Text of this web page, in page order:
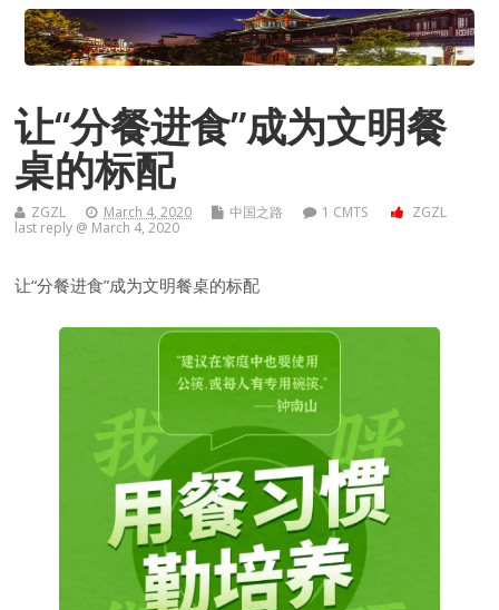
让“分餐进食”成为文明餐
桌的标配
ZGZL March 4, 2020 中国之路 1 CMTS
ZGZL
last reply @ March 4, 2020
让“分餐进食”成为文明餐桌的标配